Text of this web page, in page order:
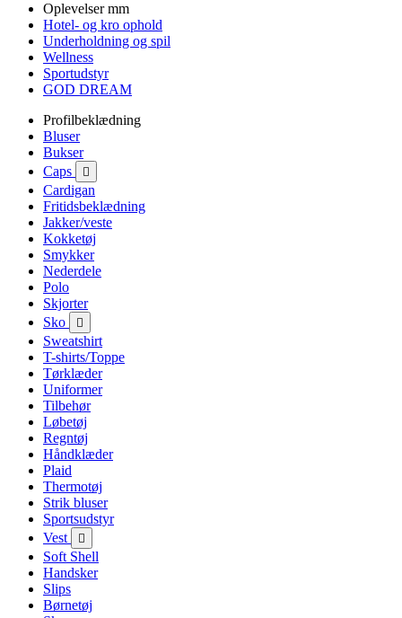
Oplevelser mm
Hotel- og kro ophold
Underholdning og spil
Wellness
Sportudstyr
GOD DREAM
Profilbeklædning
Bluser
Bukser
Caps

Cardigan
Fritidsbeklædning
Jakker/veste
Kokketøj
Smykker
Nederdele
Polo
Skjorter
Sko

Sweatshirt
T-shirts/Toppe
Tørklæder
Uniformer
Tilbehør
Løbetøj
Regntøj
Håndklæder
Plaid
Thermotøj
Strik bluser
Sportsudstyr
Vest

Soft Shell
Handsker
Slips
Børnetøj